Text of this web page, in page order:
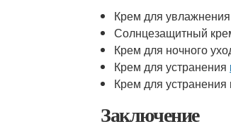
Крем для увлажнения
Солнцезащитный
Крем для ночного
Крем для устранения
Крем для устранения
Заключение